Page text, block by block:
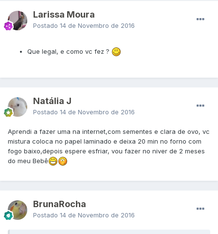
Larissa Moura
Postado 14 de Novembro de 2016
Que legal, e como vc fez ?
Natália J
Postado 14 de Novembro de 2016
Aprendi a fazer uma na internet,com sementes e clara de ovo, vc
mistura coloca no papel laminado e deixa 20 min no forno com
fogo baixo,depois espere esfriar, vou fazer no niver de 2 meses
do meu Bebê
BrunaRocha
Postado 14 de Novembro de 2016